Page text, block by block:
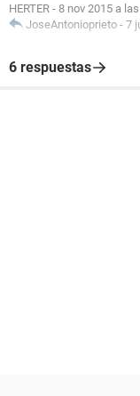
HERTER - 8 nov 2015 a
JoseAntonioprieto - 7
6 respuestas